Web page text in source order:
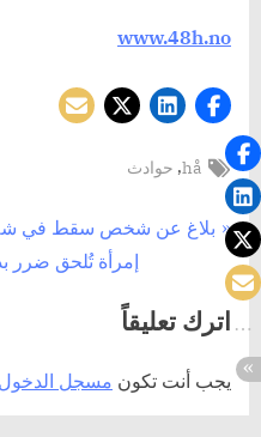
www.48h.no
Tags:
hå
, حوادث
تصفّح
المقالات
P
v
o
بلاغ عن شخص سقط في
N
x
P
إمرأة تُلحق ضرر
اترك تعليقاً
يجب أنت تكون مسجل الدخول